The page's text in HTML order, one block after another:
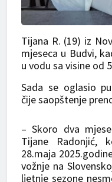
Tijana R. (19) iz
mjeseca u Budvi,
u vodu sa visine od
Sada se oglasio
čije saopštenje
– Skoro dva
Tijane Radonjić,
28.maja
vožnje na
ljetnje sezone